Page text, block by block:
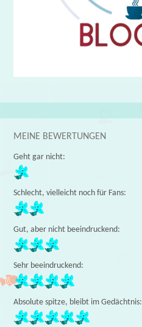
MEINE BEWERTUNGEN
Geht gar nicht:
Schlecht, vielleicht noch für Fans:
Gut, aber nicht beeindruckend:
Sehr beeindruckend:
Absolute spitze, bleibt im Gedächtnis: